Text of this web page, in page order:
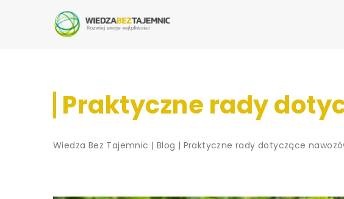
Praktyczne rady
Wiedza Bez Tajemnic | Blog | Praktyczne rady dotyczące